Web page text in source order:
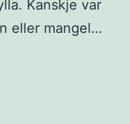
Kanskje var
eller mangel…